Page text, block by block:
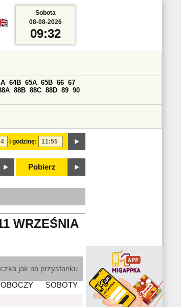
i godzinę:
64B 65A 65B 66 67
88B 88C 88D 89 90
Pobierz
Sobota
08-08-2026
09:32
WRZEŚNIA
jak na przystanku
SOBOTY